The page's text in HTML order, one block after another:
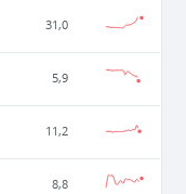
31,0
5,9
11,2
8,8